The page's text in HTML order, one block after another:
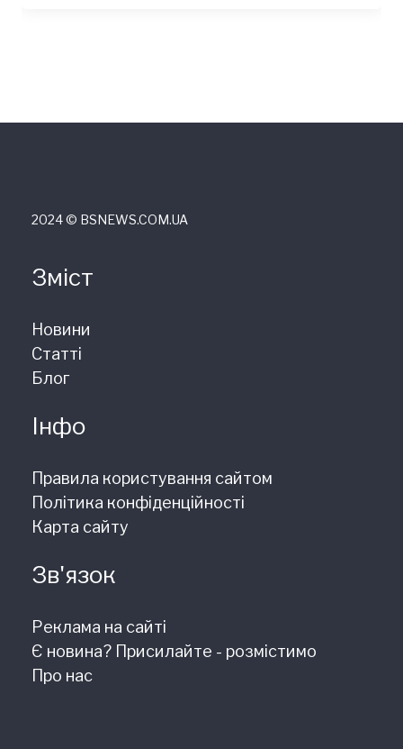
2024 © ВSNEWS.COM.UA
Зміст
Новини
Статті
Блог
Інфо
Правила користування сайтом
Політика конфіденційності
Карта сайту
Зв'язок
Реклама на сайті
Є новина? Присилайте - розмістимо
Про нас